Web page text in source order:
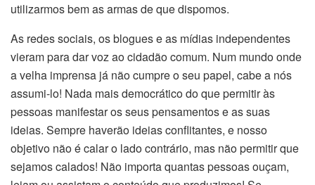
utilizarmos bem as armas de que dispomos.
As redes sociais, os blogues e as mídias independentes
vieram para dar voz ao cidadão comum. Num mundo onde
a velha imprensa já não cumpre o seu papel, cabe a nós
assumi-lo! Nada mais democrático do que permitir às
pessoas manifestar os seus pensamentos e as suas
ideias. Sempre haverão ideias conflitantes, e nosso
objetivo não é calar o lado contrário, mas não permitir que
sejamos calados! Não importa quantas pessoas ouçam,